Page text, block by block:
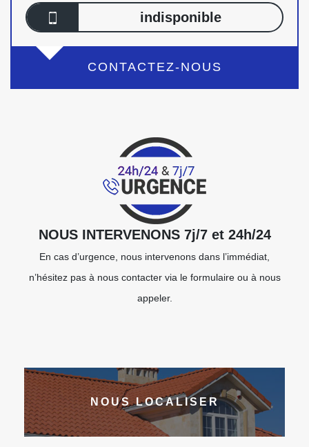
indisponible
CONTACTEZ-NOUS
NOUS INTERVENONS 7j/7 et 24h/24
En cas d’urgence, nous intervenons dans l’immédiat,
n’hésitez pas à nous contacter via le formulaire ou à nous
appeler.
NOUS LOCALISER